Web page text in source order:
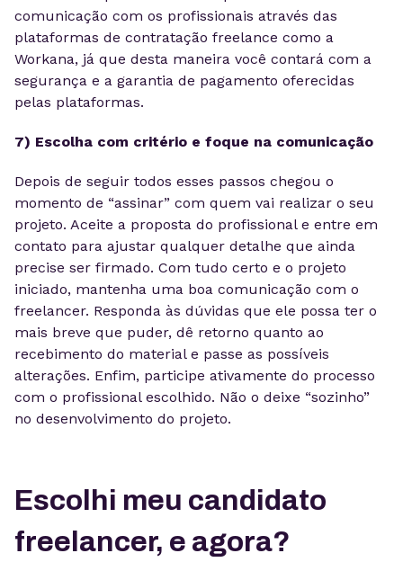
comunicação com os profissionais através das
plataformas de contratação freelance como a
Workana, já que desta maneira você contará com a
segurança e a garantia de pagamento oferecidas
pelas plataformas.
7) Escolha com critério e foque na comunicação
Depois de seguir todos esses passos chegou o
momento de “assinar” com quem vai realizar o seu
projeto. Aceite a proposta do profissional e entre em
contato para ajustar qualquer detalhe que ainda
precise ser firmado. Com tudo certo e o projeto
iniciado, mantenha uma boa comunicação com o
freelancer. Responda às dúvidas que ele possa ter o
mais breve que puder, dê retorno quanto ao
recebimento do material e passe as possíveis
alterações. Enfim, participe ativamente do processo
com o profissional escolhido. Não o deixe “sozinho”
no desenvolvimento do projeto.
Escolhi meu candidato
freelancer, e agora?